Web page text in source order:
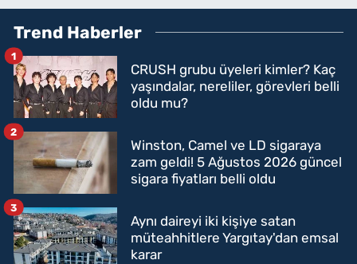
Trend Haberler
CRUSH grubu üyeleri kimler? Kaç
yaşındalar, nereliler, görevleri belli
oldu mu?
1
Winston, Camel ve LD sigaraya
zam geldi! 5 Ağustos 2026 güncel
sigara fiyatları belli oldu
2
Aynı daireyi iki kişiye satan
müteahhitlere Yargıtay'dan emsal
karar
3